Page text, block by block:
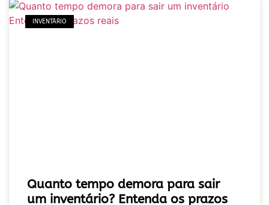
INVENTÁRIO
Quanto tempo demora para sair
um inventário? Entenda os prazos